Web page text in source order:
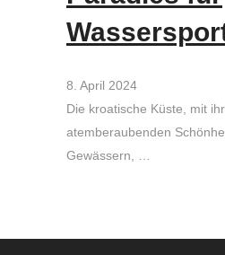
8. April 2024
Die kroatische Küste, mit
atemberaubenden
Gewässern, …